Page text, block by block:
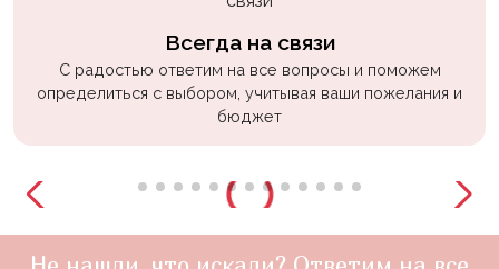
Всегда на связи
С радостью ответим на все вопросы и поможем
определиться с выбором, учитывая ваши пожелания и
бюджет